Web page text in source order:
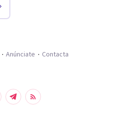
Anúnciate Contacta